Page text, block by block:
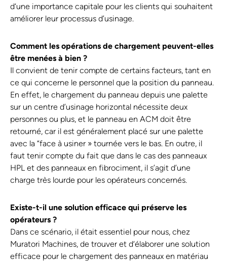
d‘une importance capitale pour les clients qui souhaitent
améliorer leur processus d’usinage.
Comment les opérations de chargement peuvent-elles
être menées à bien ?
Il convient de tenir compte de certains facteurs, tant en
ce qui concerne le personnel que la position du panneau.
En effet, le chargement du panneau depuis une palette
sur un centre d’usinage horizontal nécessite deux
personnes ou plus, et le panneau en ACM doit être
retourné, car il est généralement placé sur une palette
avec la “face à usiner » tournée vers le bas. En outre, il
faut tenir compte du fait que dans le cas des panneaux
HPL et des panneaux en fibrociment, il s’agit d’une
charge très lourde pour les opérateurs concernés.
Existe-t-il une solution efficace qui préserve les
opérateurs ?
Dans ce scénario, il était essentiel pour nous, chez
Muratori Machines, de trouver et d‘élaborer une solution
efficace pour le chargement des panneaux en matériau